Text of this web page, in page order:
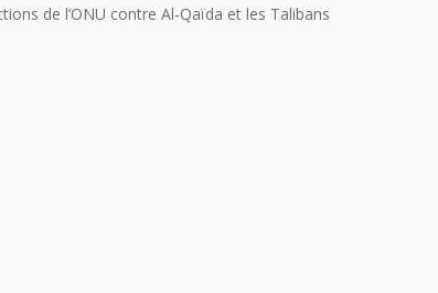
de l’ONU contre Al-Qaïda et les Talibans